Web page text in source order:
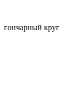
гончарный круг